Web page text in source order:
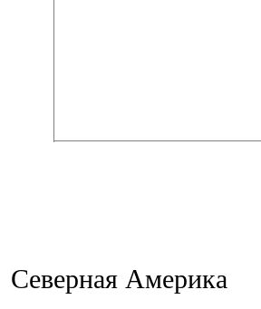
Северная Америка